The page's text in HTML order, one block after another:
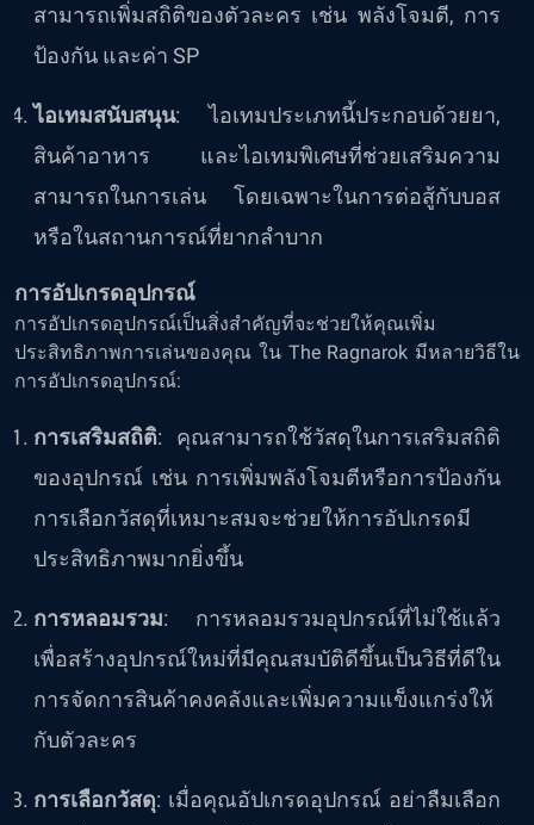
สามารถเพิ่มสถิติของตัวละคร เช่น พลังโจมตี, การ
ป้องกัน และค่า SP
ไอเทมสนับสนุน: ไอเทมประเภทนี้ประกอบด้วยยา,
สินค้าอาหาร และไอเทมพิเศษที่ช่วยเสริมความ
สามารถในการเล่น โดยเฉพาะในการต่อสู้กับบอส
หรือในสถานการณ์ที่ยากลำบาก
การอัปเกรดอุปกรณ์
การอัปเกรดอุปกรณ์เป็นสิ่งสำคัญที่จะช่วยให้คุณเพิ่ม
ประสิทธิภาพการเล่นของคุณ ใน The Ragnarok มีหลายวิธีใน
การอัปเกรดอุปกรณ์:
การเสริมสถิติ: คุณสามารถใช้วัสดุในการเสริมสถิติ
ของอุปกรณ์ เช่น การเพิ่มพลังโจมตีหรือการป้องกัน
การเลือกวัสดุที่เหมาะสมจะช่วยให้การอัปเกรดมี
ประสิทธิภาพมากยิ่งขึ้น
การหลอมรวม: การหลอมรวมอุปกรณ์ที่ไม่ใช้แล้ว
เพื่อสร้างอุปกรณ์ใหม่ที่มีคุณสมบัติดีขึ้นเป็นวิธีที่ดีใน
การจัดการสินค้าคงคลังและเพิ่มความแข็งแกร่งให้
กับตัวละคร
การเลือกวัสดุ: เมื่อคุณอัปเกรดอุปกรณ์ อย่าลืมเลือก